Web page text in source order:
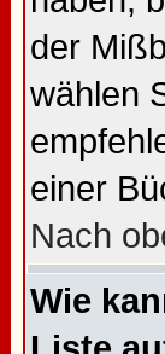
der
wählen
einer
Nach
Wie